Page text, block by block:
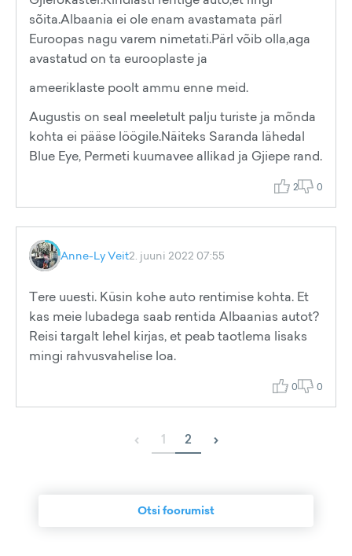
sõita.Albaania ei ole enam avastamata pärl
Euroopas nagu varem nimetati.Pärl võib olla,aga
avastatud on ta eurooplaste ja
ameeriklaste poolt ammu enne meid.
Augustis on seal meeletult palju turiste ja mõnda
kohta ei pääse löögile.Näiteks Saranda lähedal
Blue Eye, Permeti kuumavee allikad ja Gjiepe rand.
2 0
Anne-Ly Veit2. juuni 2022 07:55
Tere uuesti. Küsin kohe auto rentimise kohta. Et
kas meie lubadega saab rentida Albaanias autot?
Reisi targalt lehel kirjas, et peab taotlema lisaks
mingi rahvusvahelise loa.
0 0
‹ 1 2 ›
Otsi foorumist